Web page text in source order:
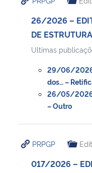
26/2026 –
DE
Ultimas
29/06/2026
dos… –
26/05/2026
– Outro
PRPGP
017/2026 –